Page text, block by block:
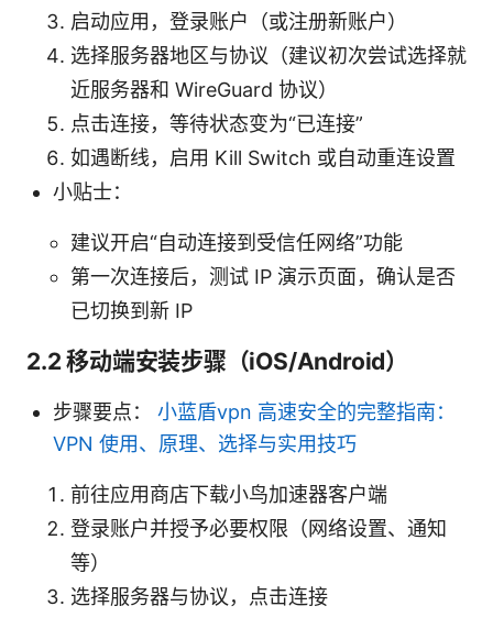
启动应用，登录账户（或注册新账户）
选择服务器地区与协议（建议初次尝试选择就
近服务器和 WireGuard 协议）
点击连接，等待状态变为“已连接”
如遇断线，启用 Kill Switch 或自动重连设置
小贴士：
建议开启“自动连接到受信任网络”功能
第一次连接后，测试 IP 演示页面，确认是否
已切换到新 IP
2.2 移动端安装步骤（iOS/Android）
步骤要点： 小蓝盾vpn 高速安全的完整指南：
VPN 使用、原理、选择与实用技巧
前往应用商店下载小鸟加速器客户端
登录账户并授予必要权限（网络设置、通知
等）
选择服务器与协议，点击连接